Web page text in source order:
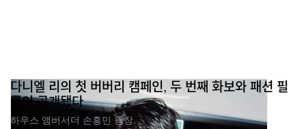
다니엘 리의 첫 버버리 캠페인, 두 번째 화보와 패션 필
름이 공개됐다
하우스 앰버서더 손흥민 등장.